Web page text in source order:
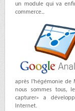
un module qui va
commerce...
après l'hégémonie de
nous sommes tous,
capturer» a
Internet.